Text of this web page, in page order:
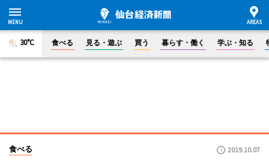
30°C 食べる 見る・遊ぶ 買う 暮らす・働く 学ぶ・知る
食べる 2019.10.07